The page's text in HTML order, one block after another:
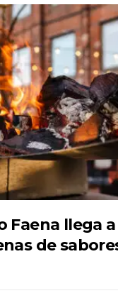
Faena llega
de